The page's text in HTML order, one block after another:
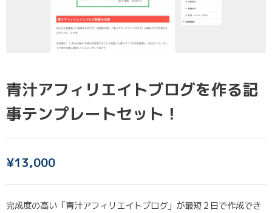
青汁アフィリエイトブログを作る記
事テンプレートセット！
¥13,000
完成度の高い「青汁アフィリエイトブログ」が最短２日で作成でき